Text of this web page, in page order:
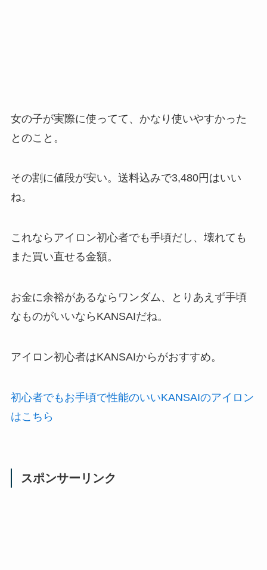
女の子が実際に使ってて、かなり使いやすかった
とのこと。
その割に値段が安い。送料込みで3,480円はいい
ね。
これならアイロン初心者でも手頃だし、壊れても
また買い直せる金額。
お金に余裕があるならワンダム、とりあえず手頃
なものがいいならKANSAIだね。
アイロン初心者はKANSAIからがおすすめ。
初心者でもお手頃で性能のいいKANSAIのアイロン
はこちら
スポンサーリンク